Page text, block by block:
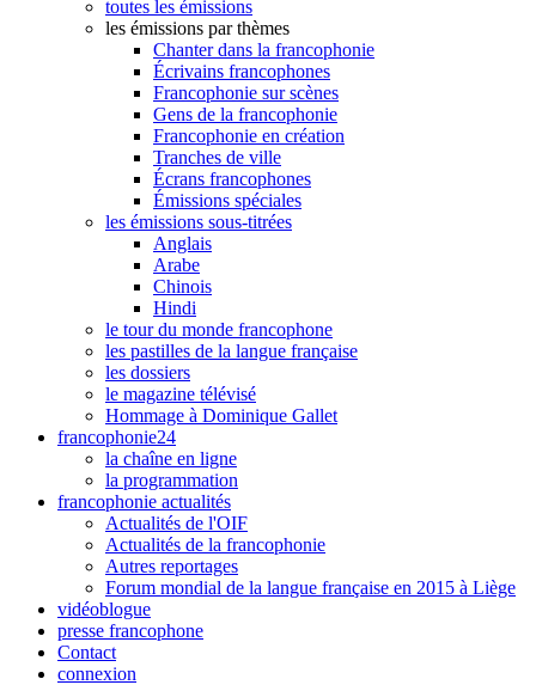
toutes les émissions
les émissions par thèmes
Chanter dans la francophonie
Écrivains francophones
Francophonie sur scènes
Gens de la francophonie
Francophonie en création
Tranches de ville
Écrans francophones
Émissions spéciales
les émissions sous-titrées
Anglais
Arabe
Chinois
Hindi
le tour du monde francophone
les pastilles de la langue française
les dossiers
le magazine télévisé
Hommage à Dominique Gallet
francophonie24
la chaîne en ligne
la programmation
francophonie actualités
Actualités de l'OIF
Actualités de la francophonie
Autres reportages
Forum mondial de la langue française en 2015 à Liège
vidéoblogue
presse francophone
Contact
connexion